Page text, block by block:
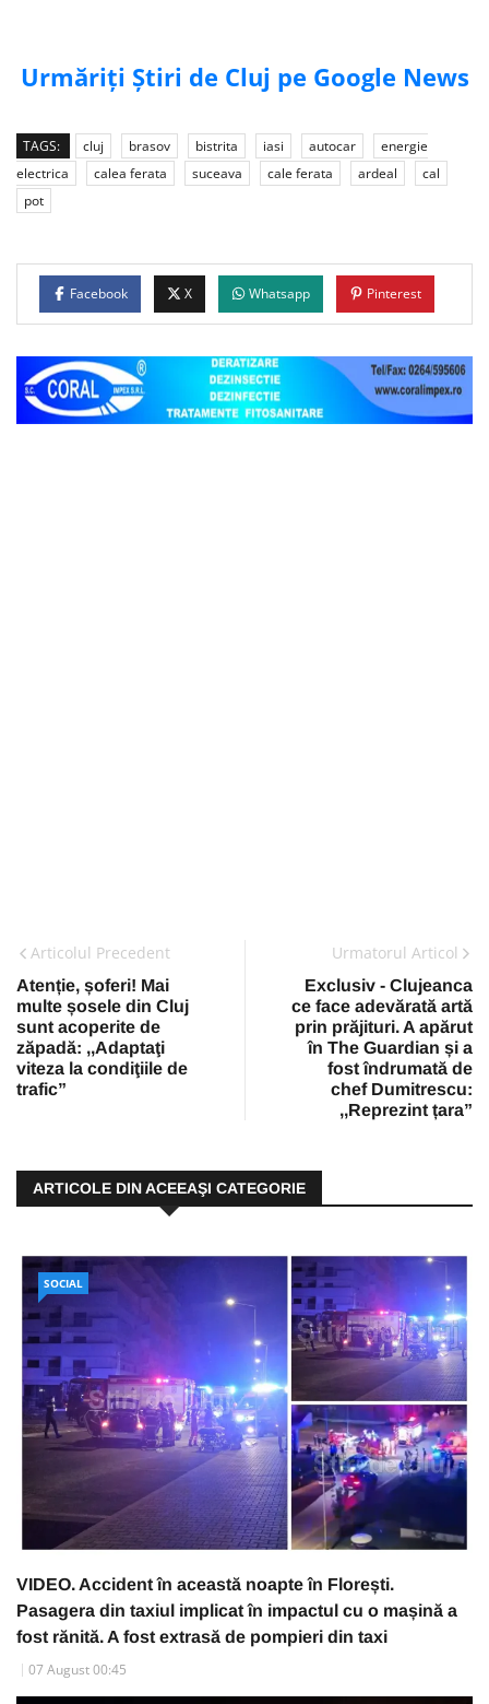
Urmăriți Știri de Cluj pe Google News
TAGS: cluj brasov bistrita iasi autocar
energie
electrica
calea ferata suceava cale ferata ardeal
cal
pot
Facebook X Whatsapp Pinterest
Articolul Precedent
Atenție, șoferi! Mai
multe șosele din Cluj
sunt acoperite de
zăpadă: ,,Adaptaţi
viteza la condiţiile de
trafic”
Urmatorul Articol
Exclusiv - Clujeanca
ce face adevărată artă
prin prăjituri. A apărut
în The Guardian și a
fost îndrumată de
chef Dumitrescu:
,,Reprezint țara”
ARTICOLE DIN ACEEAŞI CATEGORIE
SOCIAL
VIDEO. Accident în această noapte în Florești.
Pasagera din taxiul implicat în impactul cu o mașină a
fost rănită. A fost extrasă de pompieri din taxi
07 August 00:45